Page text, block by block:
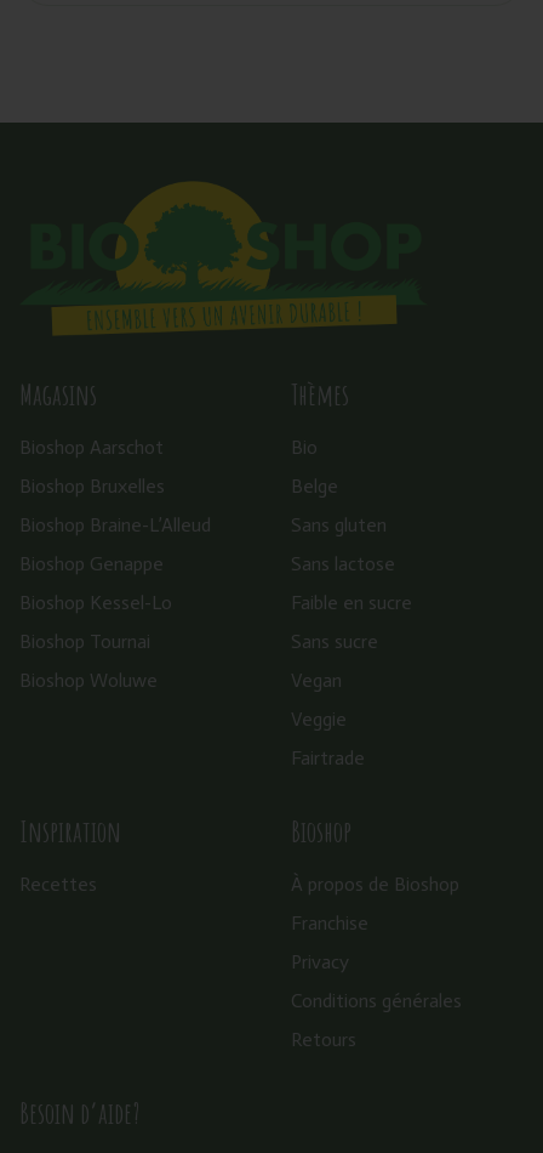
Magasins
Bioshop Aarschot
Bioshop Bruxelles
Bioshop Braine-L’Alleud
Bioshop Genappe
Bioshop Kessel-Lo
Bioshop Tournai
Bioshop Woluwe
Thèmes
Bio
Belge
Sans gluten
Sans lactose
Faible en sucre
Sans sucre
Vegan
Veggie
Fairtrade
Inspiration
Recettes
Bioshop
À propos de Bioshop
Franchise
Privacy
Conditions générales
Retours
Besoin d’aide?